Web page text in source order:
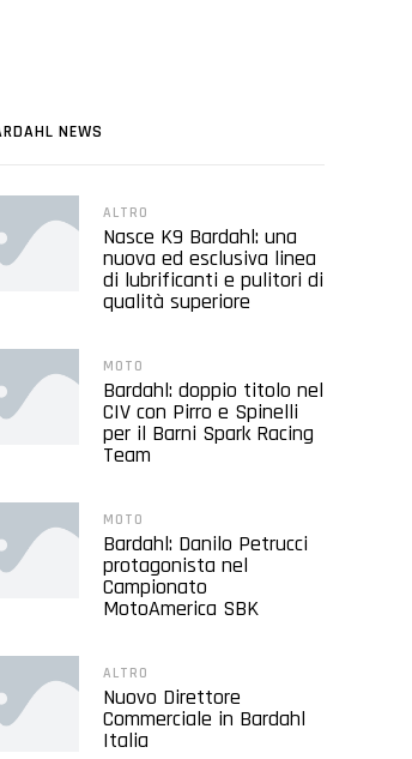
NEWS
ALTRO
Nasce K9 Bardahl: una
nuova ed esclusiva linea
di lubrificanti e pulitori di
qualità superiore
MOTO
Bardahl: doppio titolo nel
CIV con Pirro e Spinelli
per il Barni Spark Racing
Team
MOTO
Bardahl: Danilo Petrucci
protagonista nel
Campionato
MotoAmerica SBK
ALTRO
Nuovo Direttore
Commerciale in Bardahl
Italia